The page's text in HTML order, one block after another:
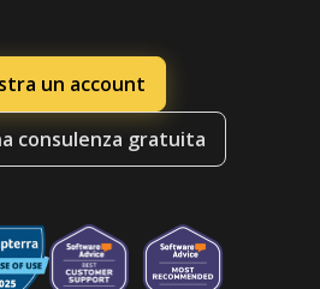
un account
consulenza gratuita